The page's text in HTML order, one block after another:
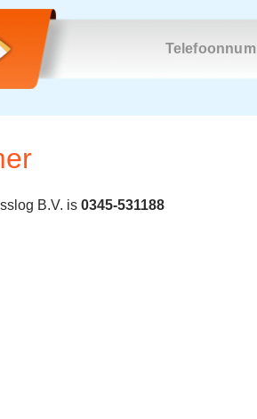
B.V. is 0345-531188